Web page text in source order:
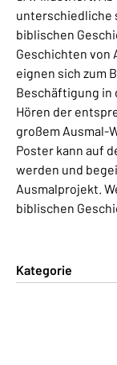
unterschiedliche
biblischen
Geschichten von
eignen sich zum
Beschäftigung in
Hören der
großem Ausmal-
Poster kann auf
werden und
Ausmalprojekt.
biblischen
Kategorie